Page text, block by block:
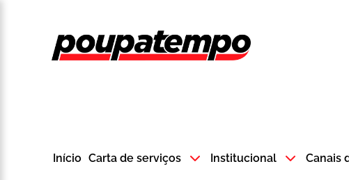
Logo do
Início Carta de serviços Institucional Canais